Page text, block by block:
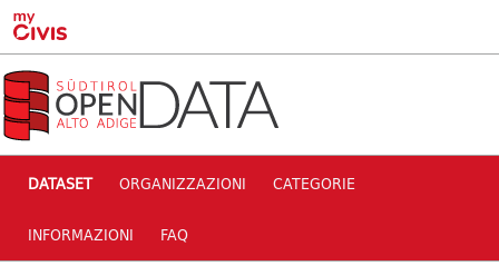
Skip to main content
DATASET ORGANIZZAZIONI CATEGORIE
INFORMAZIONI FAQ